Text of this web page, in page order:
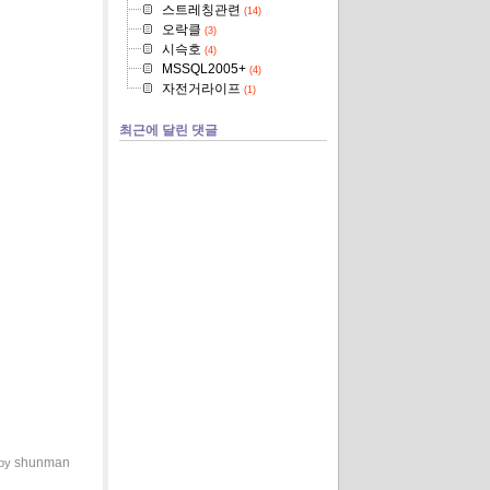
shunman
스트레칭관련 (14)
오락클 (3)
시슥호 (4)
MSSQL2005+(4)
자전거라이프 (1)
최근에 달린 댓글